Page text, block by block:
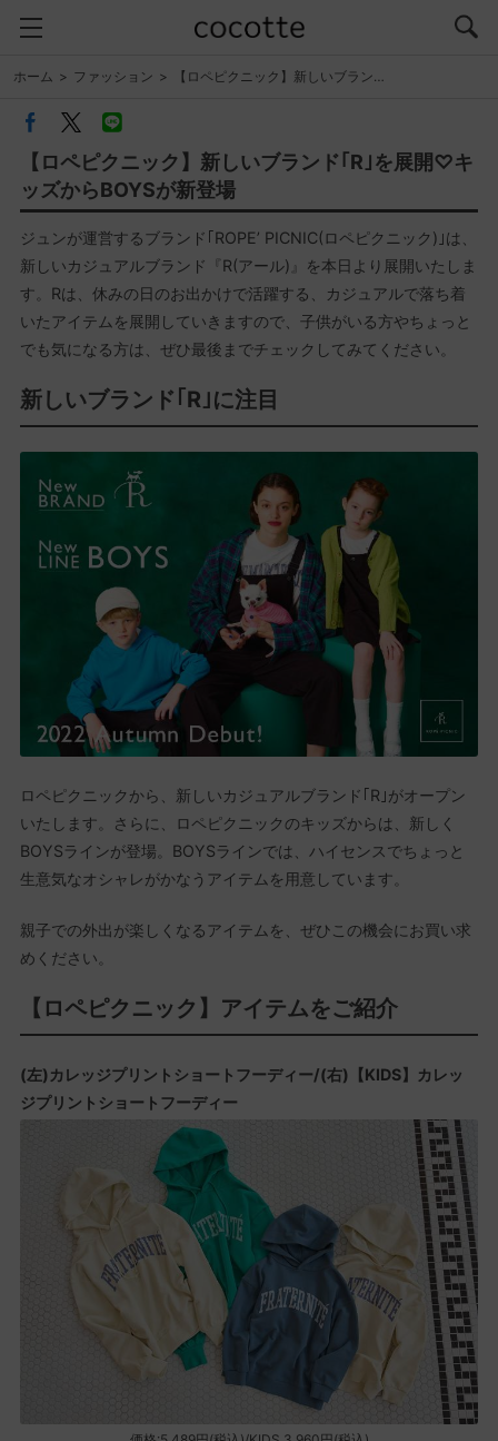
ホーム ファッション 【ロペピクニック】新しいブラン…
【ロペピクニック】新しいブランド｢R｣を展開♡キ
ッズからBOYSが新登場
ジュンが運営するブランド｢ROPE’ PICNIC(ロペピクニック)｣は、
新しいカジュアルブランド『R(アール)』を本日より展開いたしま
す。Rは、休みの日のお出かけで活躍する、カジュアルで落ち着
いたアイテムを展開していきますので、子供がいる方やちょっと
でも気になる方は、ぜひ最後までチェックしてみてください。
新しいブランド｢R｣に注目
ロペピクニックから、新しいカジュアルブランド｢R｣がオープン
いたします。さらに、ロペピクニックのキッズからは、新しく
BOYSラインが登場。BOYSラインでは、ハイセンスでちょっと
生意気なオシャレがかなうアイテムを用意しています。
親子での外出が楽しくなるアイテムを、ぜひこの機会にお買い求
めください。
【ロペピクニック】アイテムをご紹介
(左)カレッジプリントショートフーディー/(右)【KIDS】カレッ
ジプリントショートフーディー